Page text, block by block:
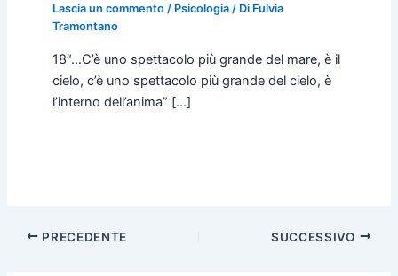
Lascia un commento / Psicologia/ Di Fulvia
Tramontano
18“…C’è uno spettacolo più grande del mare, è il
cielo, c’è uno spettacolo più grande del cielo, è
l’interno dell’anima” […]
PRECEDENTE SUCCESSIVO